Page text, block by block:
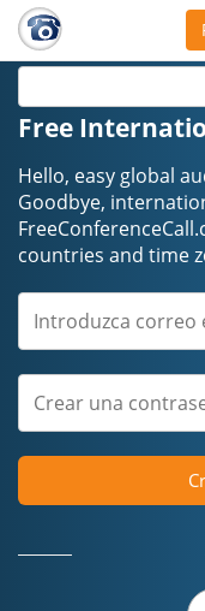
Free
Hello, easy global
Goodbye,
countries and time